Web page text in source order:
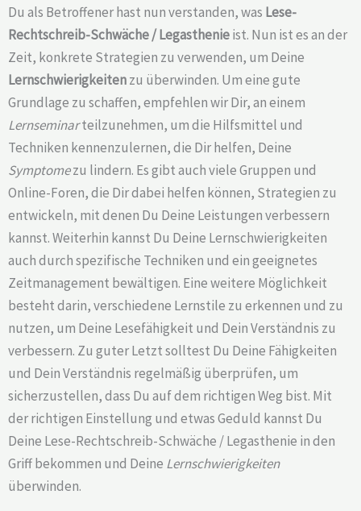
Du als Betroffener hast nun verstanden, was Lese-
Rechtschreib-Schwäche /Legasthenieist. Nun ist es an der
Zeit, konkrete Strategien zu verwenden, um Deine
Lernschwierigkeitenzu überwinden. Um eine gute
Grundlage zu schaffen, empfehlen wir Dir, an einem
Lernseminarteilzunehmen, um die Hilfsmittel und
Techniken kennenzulernen, die Dir helfen, Deine
Symptomezu lindern. Es gibt auch viele Gruppen und
Online-Foren, die Dir dabei helfen können, Strategien zu
entwickeln, mit denen Du Deine Leistungen verbessern
kannst. Weiterhin kannst Du Deine Lernschwierigkeiten
auch durch spezifische Techniken und ein geeignetes
Zeitmanagement bewältigen. Eine weitere Möglichkeit
besteht darin, verschiedene Lernstile zu erkennen und zu
nutzen, um Deine Lesefähigkeit und Dein Verständnis zu
verbessern. Zu guter Letzt solltest Du Deine Fähigkeiten
und Dein Verständnis regelmäßig überprüfen, um
sicherzustellen, dass Du auf dem richtigen Weg bist. Mit
der richtigen Einstellung und etwas Geduld kannst Du
Deine Lese-Rechtschreib-Schwäche / Legasthenie in den
Griff bekommen und Deine Lernschwierigkeiten
überwinden.